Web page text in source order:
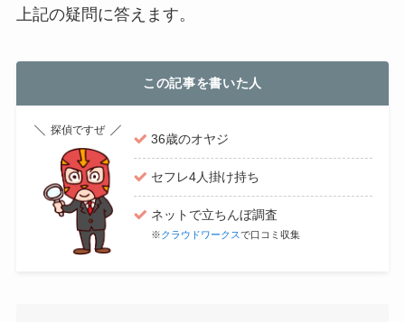
上記の疑問に答えます。
この記事を書いた人
36歳のオヤジ
セフレ4人掛け持ち
ネットで立ちんぼ調査
※クラウドワークスで口コミ収集
探偵ですぜ